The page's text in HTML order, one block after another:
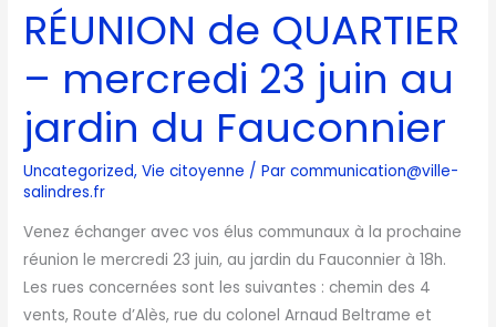
RÉUNION de QUARTIER
– mercredi 23 juin au
jardin du Fauconnier
Uncategorized,Vie citoyenne / Parcommunication@ville-
salindres.fr
Venez échanger avec vos élus communaux à la prochaine
réunion le mercredi 23 juin, au jardin du Fauconnier à 18h.
Les rues concernées sont les suivantes : chemin des 4
vents, Route d’Alès, rue du colonel Arnaud Beltrame et
QUARTIER
–
mercredi
23
juin
au
jardin